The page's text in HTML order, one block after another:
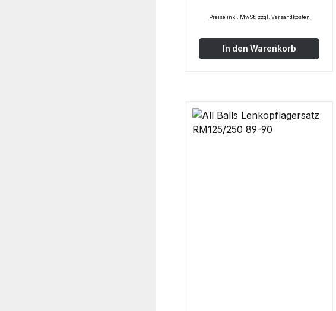
Preise inkl. MwSt. zzgl. Versandkosten
In den Warenkorb